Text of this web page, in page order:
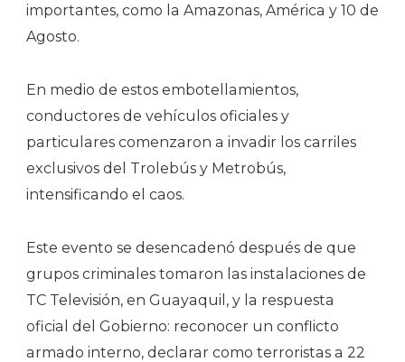
importantes, como la Amazonas, América y 10 de
Agosto.
En medio de estos embotellamientos,
conductores de vehículos oficiales y
particulares comenzaron a invadir los carriles
exclusivos del Trolebús y Metrobús,
intensificando el caos.
Este evento se desencadenó después de que
grupos criminales tomaron las instalaciones de
TC Televisión, en Guayaquil, y la respuesta
oficial del Gobierno: reconocer un conflicto
armado interno, declarar como terroristas a 22